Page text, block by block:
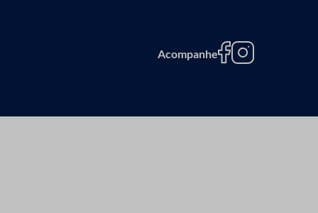
Acompanhe